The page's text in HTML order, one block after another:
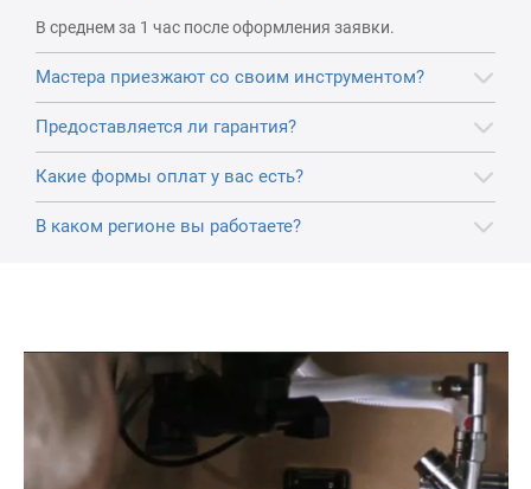
В среднем за 1 час после оформления заявки.
Мастера приезжают со своим инструментом?
Предоставляется ли гарантия?
Какие формы оплат у вас есть?
В каком регионе вы работаете?